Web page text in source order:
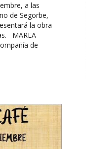
a las
de Segorbe,
la obra
MAREA
de